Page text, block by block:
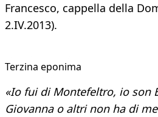
Francesco, cappella della
2.IV.2013).
Terzina eponima​
«Io fui di Montefeltro, io son
Giovanna o altri non ha di